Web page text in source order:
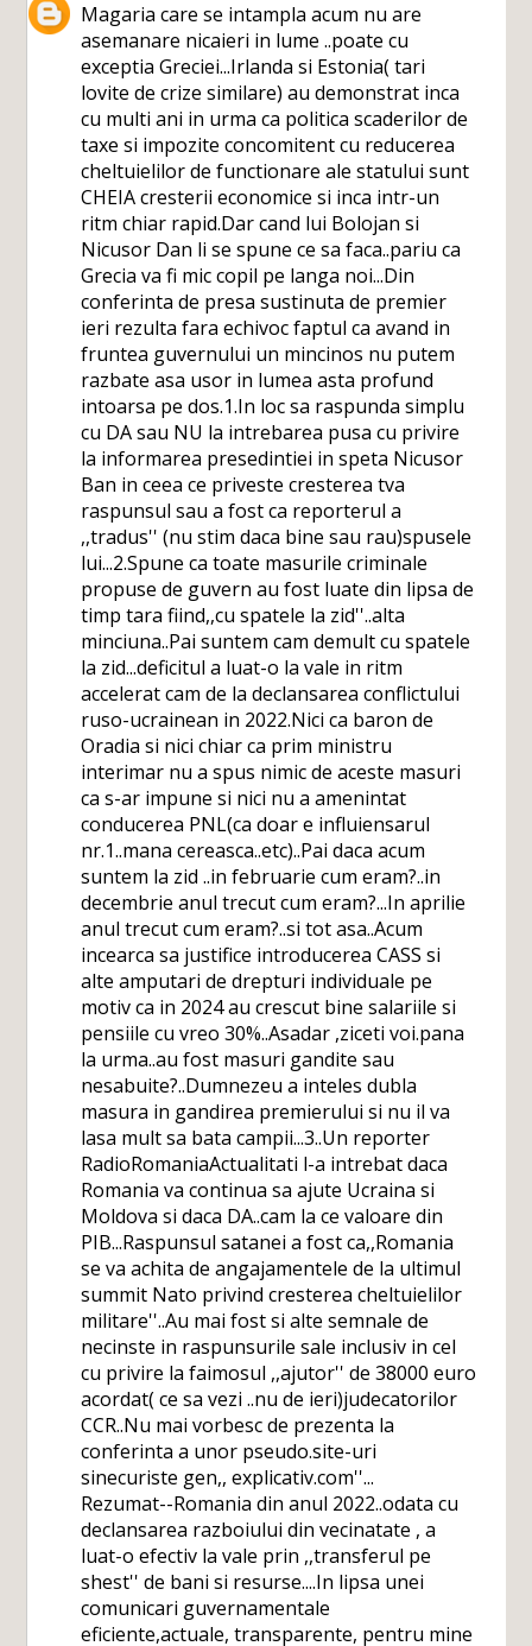
Magaria care se intampla acum nu are
asemanare nicaieri in lume ..poate cu
exceptia Greciei...Irlanda si Estonia( tari
lovite de crize similare) au demonstrat inca
cu multi ani in urma ca politica scaderilor de
taxe si impozite concomitent cu reducerea
cheltuielilor de functionare ale statului sunt
CHEIA cresterii economice si inca intr-un
ritm chiar rapid.Dar cand lui Bolojan si
Nicusor Dan li se spune ce sa faca..pariu ca
Grecia va fi mic copil pe langa noi...Din
conferinta de presa sustinuta de premier
ieri rezulta fara echivoc faptul ca avand in
fruntea guvernului un mincinos nu putem
razbate asa usor in lumea asta profund
intoarsa pe dos.1.In loc sa raspunda simplu
cu DA sau NU la intrebarea pusa cu privire
la informarea presedintiei in speta Nicusor
Ban in ceea ce priveste cresterea tva
raspunsul sau a fost ca reporterul a
,,tradus'' (nu stim daca bine sau rau)spusele
lui...2.Spune ca toate masurile criminale
propuse de guvern au fost luate din lipsa de
timp tara fiind,,cu spatele la zid''..alta
minciuna..Pai suntem cam demult cu spatele
la zid...deficitul a luat-o la vale in ritm
accelerat cam de la declansarea conflictului
ruso-ucrainean in 2022.Nici ca baron de
Oradia si nici chiar ca prim ministru
interimar nu a spus nimic de aceste masuri
ca s-ar impune si nici nu a amenintat
conducerea PNL(ca doar e influiensarul
nr.1..mana cereasca..etc)..Pai daca acum
suntem la zid ..in februarie cum eram?..in
decembrie anul trecut cum eram?...In aprilie
anul trecut cum eram?..si tot asa..Acum
incearca sa justifice introducerea CASS si
alte amputari de drepturi individuale pe
motiv ca in 2024 au crescut bine salariile si
pensiile cu vreo 30%..Asadar ,ziceti voi.pana
la urma..au fost masuri gandite sau
nesabuite?..Dumnezeu a inteles dubla
masura in gandirea premierului si nu il va
lasa mult sa bata campii...3..Un reporter
RadioRomaniaActualitati l-a intrebat daca
Romania va continua sa ajute Ucraina si
Moldova si daca DA..cam la ce valoare din
PIB...Raspunsul satanei a fost ca,,Romania
se va achita de angajamentele de la ultimul
summit Nato privind cresterea cheltuielilor
militare''..Au mai fost si alte semnale de
necinste in raspunsurile sale inclusiv in cel
cu privire la faimosul ,,ajutor'' de 38000 euro
acordat( ce sa vezi ..nu de ieri)judecatorilor
CCR..Nu mai vorbesc de prezenta la
conferinta a unor pseudo.site-uri
sinecuriste gen,, explicativ.com''...
Rezumat--Romania din anul 2022..odata cu
declansarea razboiului din vecinatate , a
luat-o efectiv la vale prin ,,transferul pe
shest'' de bani si resurse....In lipsa unei
comunicari guvernamentale
eficiente,actuale, transparente, pentru mine